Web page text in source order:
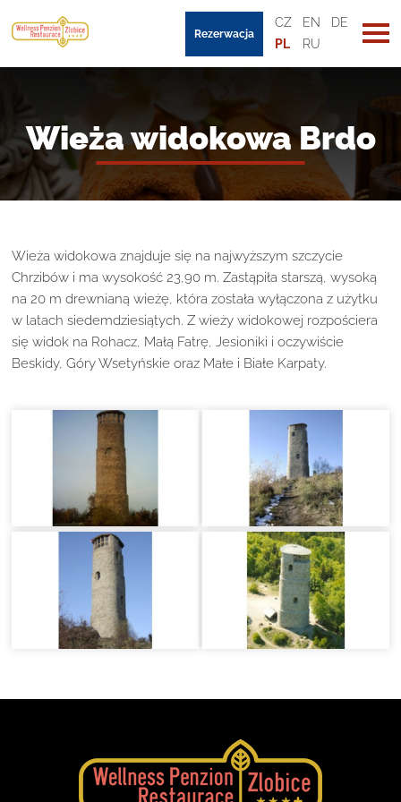
Rezerwacja
CZ EN
DE
PL
RU
Wieża widokowa Brdo
Wieża widokowa znajduje się na najwyższym szczycie
Chrzibów i ma wysokość 23,90 m. Zastąpiła starszą, wysoką
na 20 m drewnianą wieżę, która została wyłączona z użytku
w latach siedemdziesiątych. Z wieży widokowej rozpościera
się widok na Rohacz, Małą Fatrę, Jesioniki i oczywiście
Beskidy, Góry Wsetyńskie oraz Małe i Białe Karpaty.